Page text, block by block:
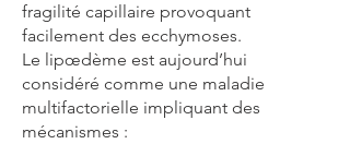
fragilité capillaire provoquant
facilement des ecchymoses.
Le lipœdème est aujourd’hui
considéré comme une maladie
multifactorielle impliquant des
mécanismes :